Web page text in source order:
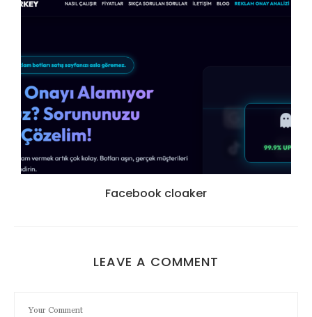
Facebook cloaker
LEAVE A COMMENT